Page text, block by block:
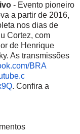
- Evento pioneiro
a partir de 2016,
nos dias de
Cortez, com
de Henrique
As transmissões
BRA
. Confira a